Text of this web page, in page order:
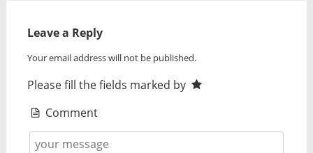
Leave a Reply
Your email address will not be published.
Please fill the fields marked by
Comment